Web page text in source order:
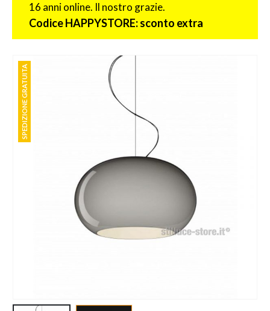
16 anni online. Il nostro grazie.
Codice HAPPYSTORE: sconto extra
SPEDIZIONE GRATUITA
SPEDIZIONE GRATUITA